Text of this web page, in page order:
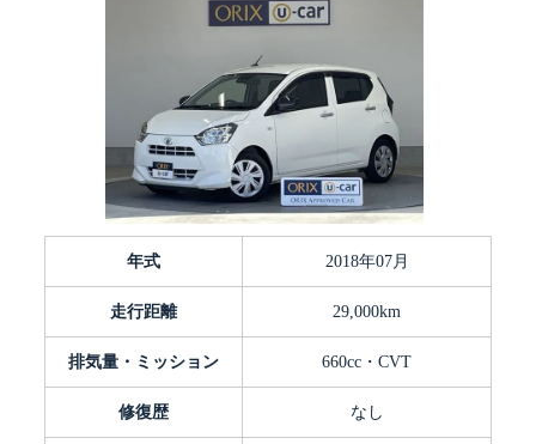
年式 2018年07月
走行距離 29,000km
排気量・ミッション 660cc・CVT
修復歴 なし